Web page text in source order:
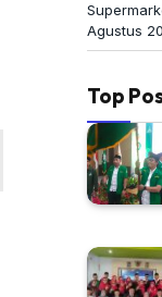
Agustus
Top